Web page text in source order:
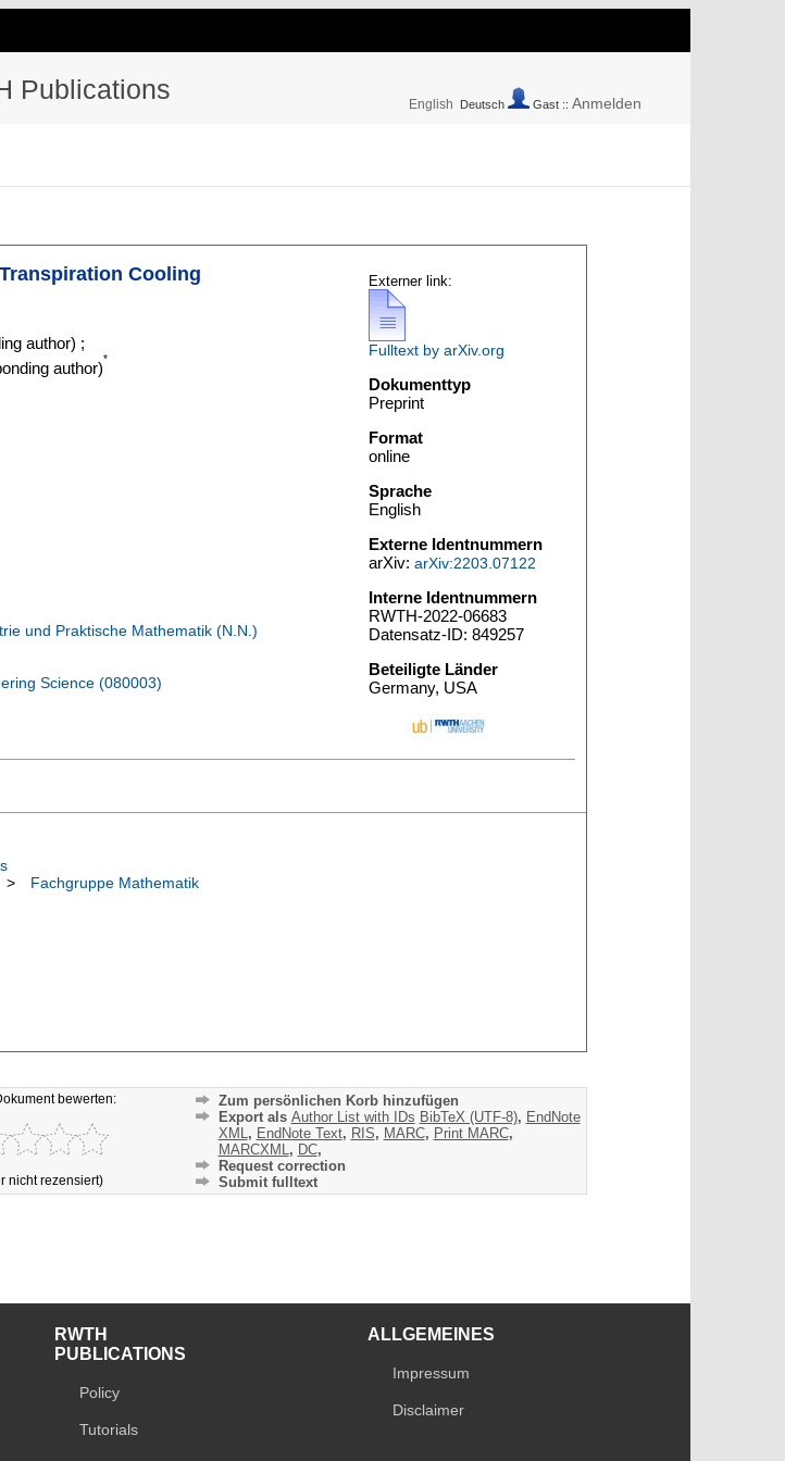
Publications English Deutsch Gast :: Anmelden
Cooling
author) ;
author)
*
und Praktische Mathematik (N.N.)
Science (080003)
Externer link:
Fulltext by arXiv.org
Dokumenttyp
Preprint
Format
online
Sprache
English
Externe Identnummern
arXiv:arXiv:2203.07122
Interne Identnummern
RWTH-2022-06683
Datensatz-ID: 849257
Beteiligte Länder
Germany, USA
>
Fachgruppe Mathematik
bewerten:
nicht rezensiert)
Zum persönlichen Korb hinzufügen
Export als Author List with IDs BibTeX (UTF-8), EndNote
XML , EndNote Text, RIS, MARC, Print MARC,
MARCXML , DC,
Request correction
Submit fulltext
RWTH
PUBLICATIONS
Policy
Tutorials
ALLGEMEINES
Impressum
Disclaimer